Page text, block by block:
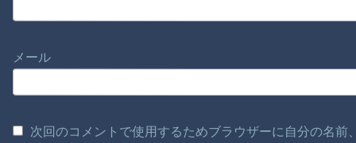
メール
次回のコメントで使用するためブラウザーに自分の名